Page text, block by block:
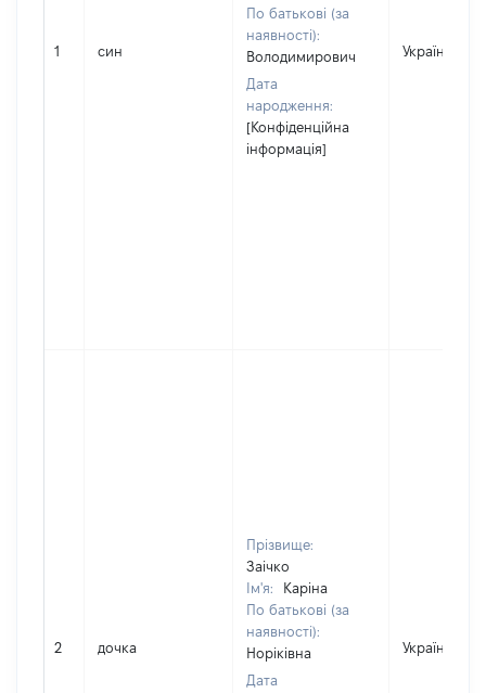
1 син
По батькові (за
наявності):
Володимирович
Дата
народження:
[Конфіденційна
інформація]
Україна
2 дочка
Прізвище:
Заічко
Ім'я:
Каріна
По батькові (за
наявності):
Норіківна
Дата
Україна